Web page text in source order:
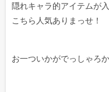
隠れキャラ的アイテムが
こちら人気ありまっせ！
お一ついかがでっしゃろ